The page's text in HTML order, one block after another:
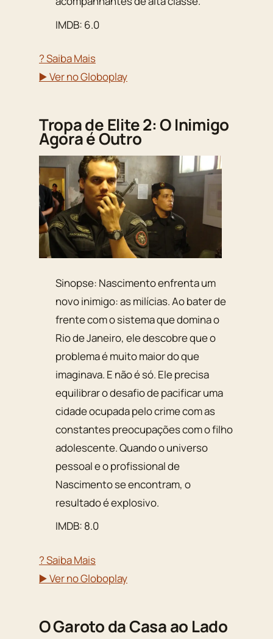
IMDB: 6.0
? Saiba Mais
▶️ Ver no Globoplay
Tropa de Elite 2: O Inimigo
Agora é Outro
Sinopse: Nascimento enfrenta um
novo inimigo: as milícias. Ao bater de
frente com o sistema que domina o
Rio de Janeiro, ele descobre que o
problema é muito maior do que
imaginava. E não é só. Ele precisa
equilibrar o desafio de pacificar uma
cidade ocupada pelo crime com as
constantes preocupações com o filho
adolescente. Quando o universo
pessoal e o profissional de
Nascimento se encontram, o
resultado é explosivo.
IMDB: 8.0
? Saiba Mais
▶️ Ver no Globoplay
O Garoto da Casa ao Lado